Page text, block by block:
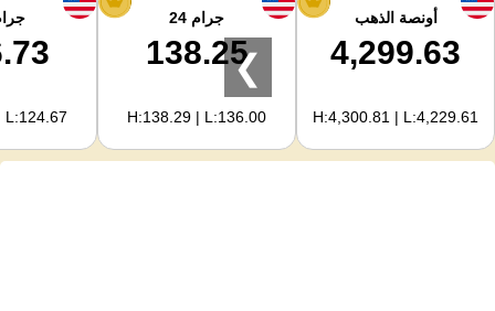
سعر الذهب
اسعار الفضه
حاسبة الذهب
أونصة الذهب
4,299.63
H:4,300.81 | L:4,229.61
جرام 24
138.25
H:138.29 | L:136.00
L:124.67
❯